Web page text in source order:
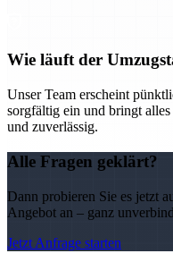
Wie läuft der
Unser Team erscheint
sorgfältig ein und bringt
und zuverlässig.
Alle Fragen geklärt?
Dann probieren Sie es jetzt
Angebot an – ganz
Jetzt Anfrage starten